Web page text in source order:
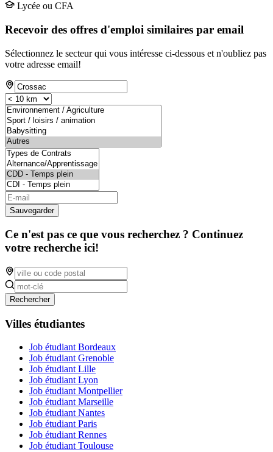
Lycée ou CFA
Recevoir des offres d'emploi similaires par email
Sélectionnez le secteur qui vous intéresse ci-dessous et n'oubliez pas
votre adresse email!
Sauvegarder
Ce n'est pas ce que vous recherchez ? Continuez
votre recherche ici!
Rechercher
Villes étudiantes
Job étudiant Bordeaux
Job étudiant Grenoble
Job étudiant Lille
Job étudiant Lyon
Job étudiant Montpellier
Job étudiant Marseille
Job étudiant Nantes
Job étudiant Paris
Job étudiant Rennes
Job étudiant Toulouse